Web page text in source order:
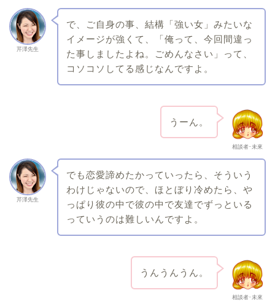
芹澤先生
で、ご自身の事、結構「強い女」みたいな
イメージが強くて、「俺って、今回間違っ
た事しましたよね。ごめんなさい」って、
コソコソしてる感じなんですよ。
相談者･未來
うーん。
芹澤先生
でも恋愛諦めたかっていったら、そういう
わけじゃないので、ほとぼり冷めたら、や
っぱり彼の中で彼の中で友達でずっといる
っていうのは難しいんですよ。
相談者･未來
うんうんうん。